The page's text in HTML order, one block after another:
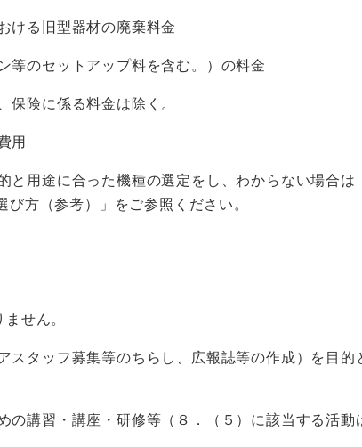
ける旧型器材の廃棄料金
等のセットアップ料を含む。）の料金
保険に係る料金は除く。
用
用途に合った機種の選定をし、わからない場合は
方（参考）」をご参照ください。
せん。
スタッフ募集等のちらし、広報誌等の作成）を目的
の講習・講座・研修等（８．（５）に該当する活動